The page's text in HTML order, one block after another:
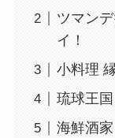
ツマン
イ！
小料理
琉球王
海鮮酒家